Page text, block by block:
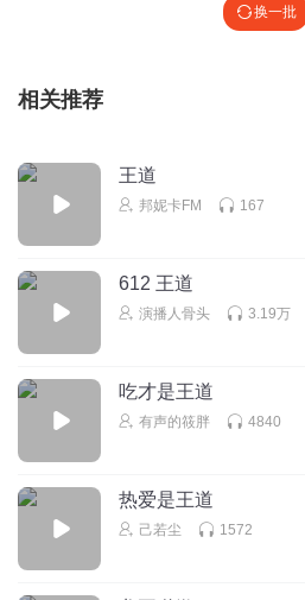
换一批
相关推荐
王道
邦妮卡FM 167
612 王道
演播人骨头 3.19万
吃才是王道
有声的筱胖 4840
热爱是王道
己若尘 1572